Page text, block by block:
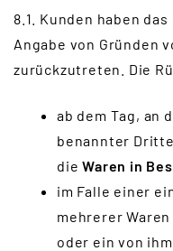
8.1. Kunden haben
Angabe von Gründen
zurückzutreten. Die
ab dem Tag, an
benannter
die Waren in
im Falle einer
mehrerer
oder ein von